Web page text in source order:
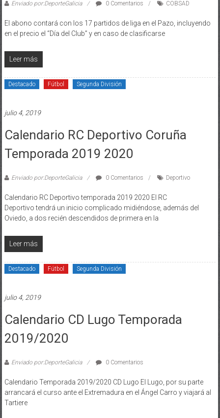
Enviado por:DeporteGalicia 0 Comentarios COBSAD
El abono contará con los 17 partidos de liga en el Pazo, incluyendo
en el precio el “Día del Club” y en caso de clasificarse
Leer más
Destacado Fútbol Segunda División
julio 4, 2019
Calendario RC Deportivo Coruña
Temporada 2019 2020
Enviado por:DeporteGalicia 0 Comentarios Deportivo
Calendario RC Deportivo temporada 2019 2020 El RC
Deportivo tendrá un inicio complicado midiéndose, además del
Oviedo, a dos recién descendidos de primera en la
Leer más
Destacado Fútbol Segunda División
julio 4, 2019
Calendario CD Lugo Temporada
2019/2020
Enviado por:DeporteGalicia 0 Comentarios
Calendario Temporada 2019/2020 CD Lugo El Lugo, por su parte
arrancará el curso ante el Extremadura en el Ángel Carro y viajará al
Tartiere